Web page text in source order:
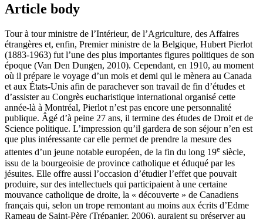
Article body
Tour à tour ministre de l’Intérieur, de l’Agriculture, des Affaires
étrangères et, enfin, Premier ministre de la Belgique, Hubert Pierlot
(1883-1963) fut l’une des plus importantes figures politiques de son
époque (Van Den Dungen, 2010). Cependant, en 1910, au moment
où il prépare le voyage d’un mois et demi qui le mènera au Canada
et aux États-Unis afin de parachever son travail de fin d’études et
d’assister au Congrès eucharistique international organisé cette
année-là à Montréal, Pierlot n’est pas encore une personnalité
publique. Âgé d’à peine 27 ans, il termine des études de Droit et de
Science politique. L’impression qu’il gardera de son séjour n’en est
que plus intéressante car elle permet de prendre la mesure des
attentes d’un jeune notable européen, de la fin du long 19e siècle,
issu de la bourgeoisie de province catholique et éduqué par les
jésuites. Elle offre aussi l’occasion d’étudier l’effet que pouvait
produire, sur des intellectuels qui participaient à une certaine
mouvance catholique de droite, la « découverte » de Canadiens
français qui, selon un trope remontant au moins aux écrits d’Edme
Rameau de Saint-Père (Trépanier, 2006), auraient su préserver au